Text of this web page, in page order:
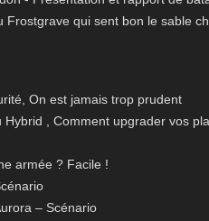
Frostgrave qui sent bon le sable
On est jamais trop prudent
Hybrid , Comment upgrader vos
armée ? Facile !
– Scénario